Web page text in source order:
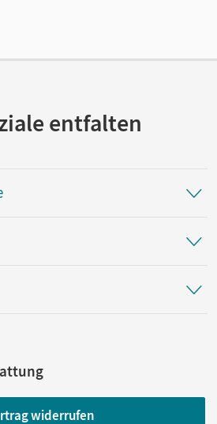
entfalten
widerrufen